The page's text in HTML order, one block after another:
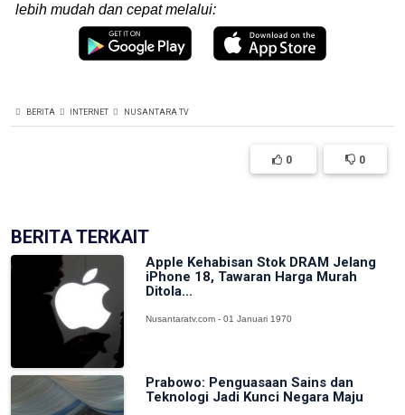
lebih mudah dan cepat melalui:
BERITA INTERNET NUSANTARA TV
0 0
BERITA TERKAIT
Apple Kehabisan Stok DRAM Jelang
iPhone 18, Tawaran Harga Murah
Ditola...
Nusantaratv.com - 01 Januari 1970
Prabowo: Penguasaan Sains dan
Teknologi Jadi Kunci Negara Maju